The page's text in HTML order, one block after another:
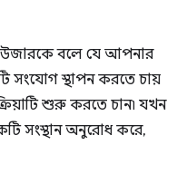
বলে যে আপনার
সংযোগ স্থাপন করতে চায়
শুরু করতে চান৷ যখন
সংস্থান অনুরোধ করে,